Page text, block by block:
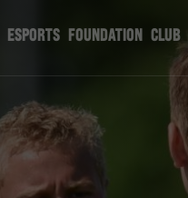
ESPORTS FOUNDATION CLUB